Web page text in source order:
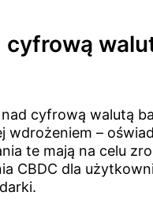
cyfrową walutą
wdrożeniem –
te mają na celu
CBDC dla